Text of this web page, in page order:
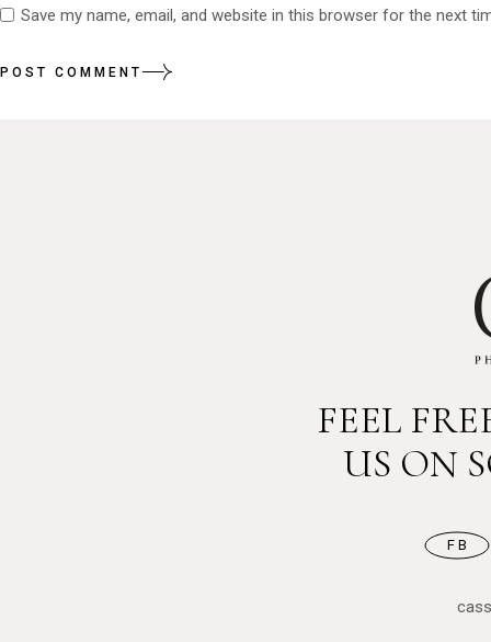
Save my name, email, and website in this browser for the next
POST COMMENT
FEEL
US ON
FB